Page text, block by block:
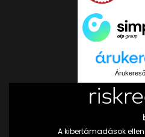
A kibertámadások